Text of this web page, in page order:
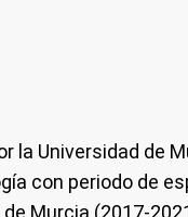
la Universidad de
con periodo de
Murcia (2017-